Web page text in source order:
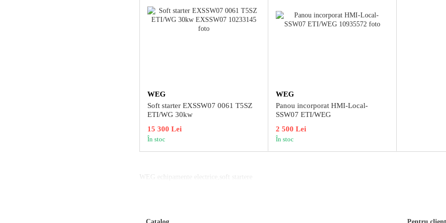
WEG echipamente electrice,soft startere
WEG
Soft starter EXSSW07 0061 T5SZ
ETI/WG 30kw
15 300 Lei
În stoc
WEG
Panou incorporat HMI-Local-
SSW07 ETI/WEG
2 500 Lei
În stoc